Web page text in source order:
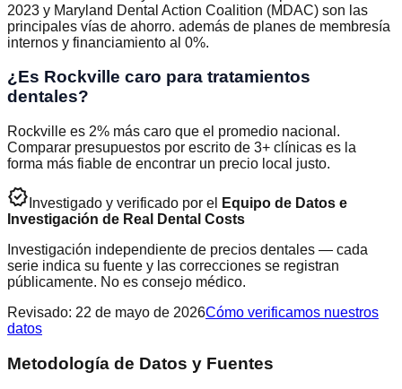
2023 y Maryland Dental Action Coalition (MDAC) son las
principales vías de ahorro. además de planes de membresía
internos y financiamiento al 0%.
¿Es Rockville caro para tratamientos
dentales?
Rockville es 2% más caro que el promedio nacional.
Comparar presupuestos por escrito de 3+ clínicas es la
forma más fiable de encontrar un precio local justo.
verified Investigado y verificado por el
Equipo de Datos e
Investigación de Real Dental Costs
Investigación independiente de precios dentales — cada
serie indica su fuente y las correcciones se registran
públicamente. No es consejo médico.
Revisado: 22 de mayo de 2026Cómo verificamos nuestros
datos
Metodología de Datos y Fuentes